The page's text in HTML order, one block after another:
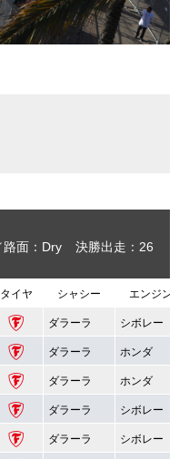
路面：Dry
決勝出走：26
タイヤ シャシー エンジン
ダラーラ シボレー
ダラーラ ホンダ
ダラーラ ホンダ
ダラーラ シボレー
ダラーラ シボレー